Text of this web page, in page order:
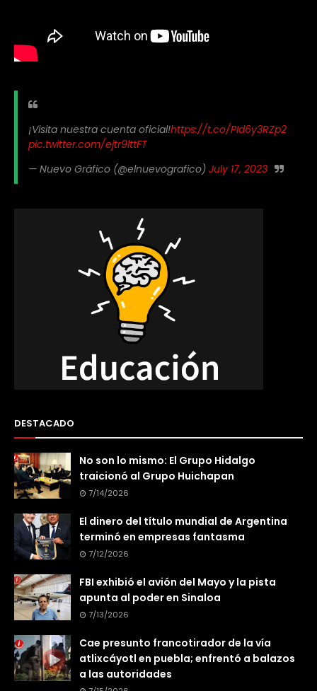
¡Visita nuestra cuenta oficial!https://t.co/PId6y3RZp2
pic.twitter.com/ejtr9lttFT
— Nuevo Gráfico (@elnuevografico) July 17, 2023
DESTACADO
No son lo mismo: El Grupo Hidalgo
traicionó al Grupo Huichapan
7/14/2026
El dinero del título mundial de Argentina
terminó en empresas fantasma
7/12/2026
FBI exhibió el avión del Mayo y la pista
apunta al poder en Sinaloa
7/13/2026
Cae presunto francotirador de la vía
atlixcáyotl en puebla; enfrentó a balazos
a las autoridades